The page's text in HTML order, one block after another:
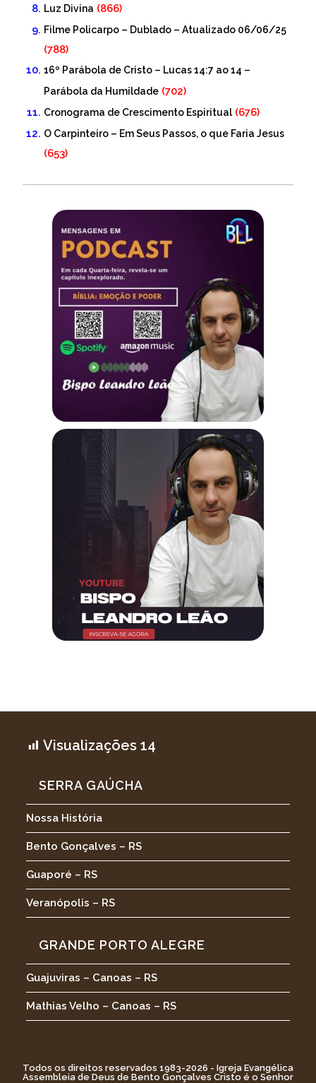
Luz Divina (866)
Filme Policarpo – Dublado – Atualizado 06/06/25
(788)
16º Parábola de Cristo – Lucas 14:7 ao 14 –
Parábola da Humildade (702)
Cronograma de Crescimento Espiritual (676)
O Carpinteiro – Em Seus Passos, o que Faria Jesus
(653)
Visualizações 14
SERRA GAÚCHA
Nossa História
Bento Gonçalves – RS
Guaporé – RS
Veranópolis – RS
GRANDE PORTO ALEGRE
Guajuviras – Canoas – RS
Mathias Velho – Canoas – RS
Todos os direitos reservados 1983-2026 - Igreja Evangélica
Assembleia de Deus de Bento Gonçalves Cristo é o Senhor